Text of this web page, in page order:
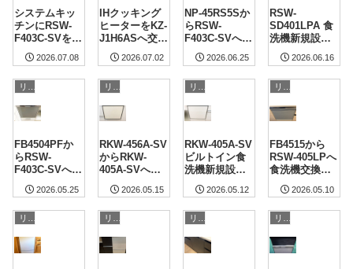
システムキッ
チンにRSW-
F403C-SVを新
規設置｜千葉
県千葉市緑区
2026.07.08
IHクッキング
ヒーターをKZ-
J1H6ASへ交換
｜町田市 施工
事例2026.07.02
NP-45RS5Sか
らRSW-
F403C-SVへ食
洗機交換｜横
浜市保土ケ谷
2026.06.25
RSW-
SD401LPA 食
洗機新規設置
｜相模原市 施
工事例2026.06.16
FB4504PFか
らRSW-
F403C-SVへ食
洗機交換 フロ
ントオープン
｜世田谷区の
施工事例
2026.05.25
RKW-456A-SV
からRKW-
405A-SVへ食
洗機交換｜東
京都大田区 施
工事例
2026.05.15
RKW-405A-SV
ビルトイン食
洗機新規設置
｜市川市の施
工事例2026.05.12
FB4515から
RSW-405LPへ
食洗機交換｜
フリーラック
搭載 東京都大
田区 施工事例
2026.05.10
リンナイ リンナイ リンナイ リンナイ